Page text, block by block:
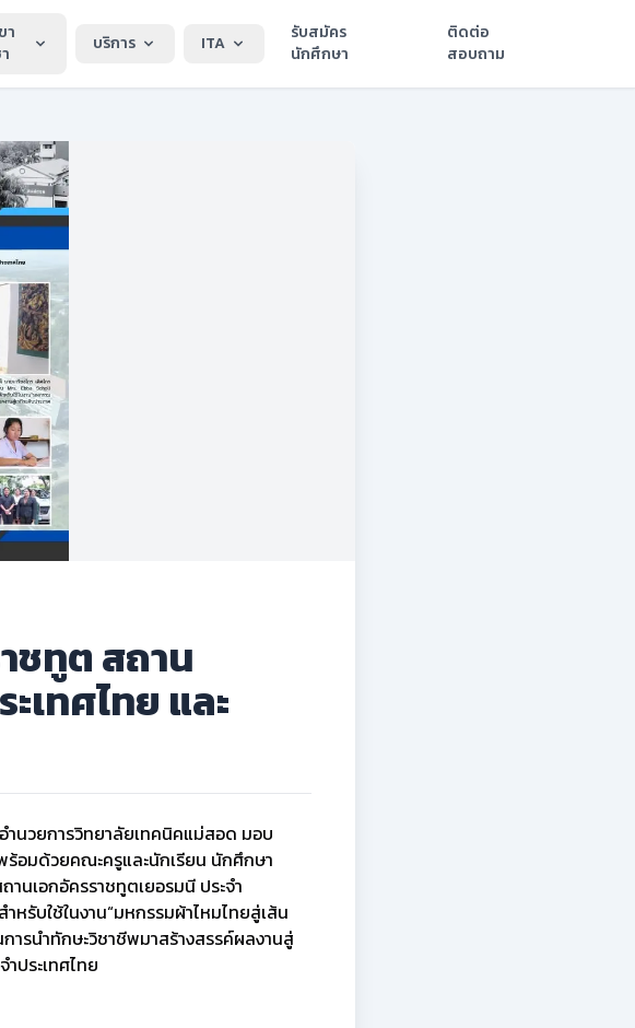
า
บริการ ITA
รับสมัคร
นักศึกษา
ติดต่อ
สอบถาม
ชทูต สถาน
เทศไทย และ
นวยการวิทยาลัยเทคนิคแม่สอด มอบ
ร้อมด้วยคณะครูและนักเรียน นักศึกษา
นเอกอัครราชทูตเยอรมนี ประจำ
รับใช้ในงาน“มหกรรมผ้าไหมไทยสู่เส้น
ารนำทักษะวิชาชีพมาสร้างสรรค์ผลงานสู่
ประเทศไทย